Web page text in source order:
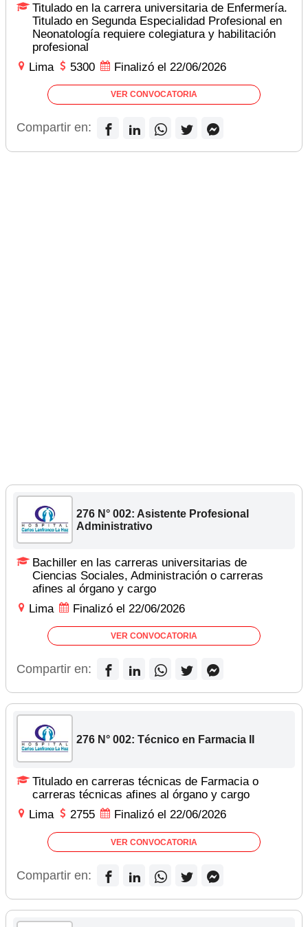
Titulado en la carrera universitaria de Enfermería.
Titulado en Segunda Especialidad Profesional en
Neonatología requiere colegiatura y habilitación
profesional
Lima
5300 Finalizó el 22/06/2026
VER CONVOCATORIA
Compartir en:
276 N° 002: Asistente Profesional
Administrativo
Bachiller en las carreras universitarias de
Ciencias Sociales, Administración o carreras
afines al órgano y cargo
Lima
Finalizó el 22/06/2026
VER CONVOCATORIA
Compartir en:
276 N° 002: Técnico en Farmacia II
Titulado en carreras técnicas de Farmacia o
carreras técnicas afines al órgano y cargo
Lima
2755 Finalizó el 22/06/2026
VER CONVOCATORIA
Compartir en: